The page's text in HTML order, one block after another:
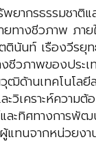
ยากรธรรมชาติ
ยทางชีวภาพ ภ
ตินันท์ เรืองวีร
งชีวภาพของปร
ด้านเทคโนโลยี
ะวิเคราะห์คว
ละทิศทางการ
แทนจากหน่วยง